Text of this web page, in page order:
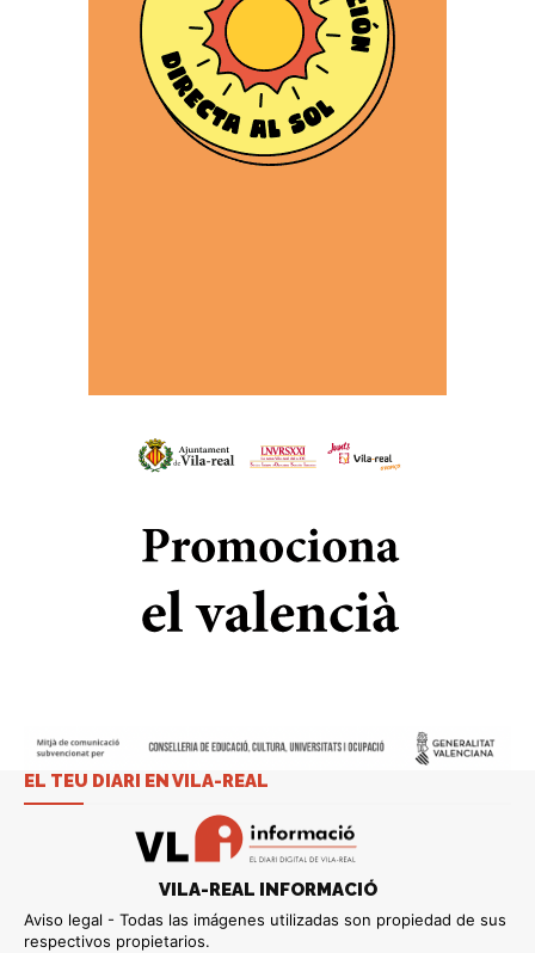
EL TEU DIARI EN VILA-REAL
VILA-REAL INFORMACIÓ
Aviso legal - Todas las imágenes utilizadas son propiedad de sus
respectivos propietarios.